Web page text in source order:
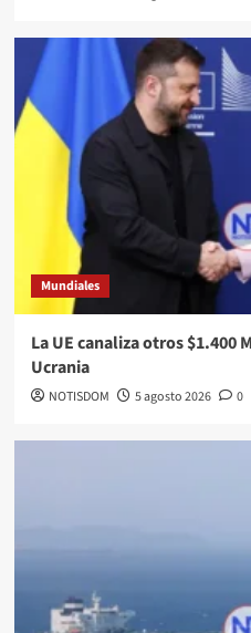
Mundiales
La UE canaliza otros $1.400
Ucrania
NOTISDOM 5 agosto 2026 0